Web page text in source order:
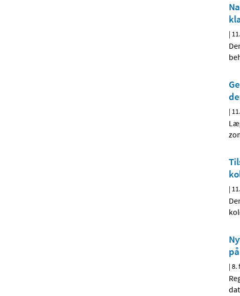
|
|
|
|8.